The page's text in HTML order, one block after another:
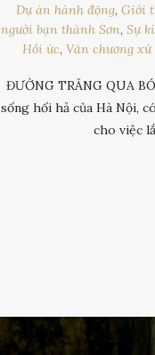
Dự án hành động,Giới
người bạn thành Sơn,Sự
Hồi ức,Văn chương
ĐƯỜNG TRĂNG QUA
sống hối hả của Hà Nội,
cho việc